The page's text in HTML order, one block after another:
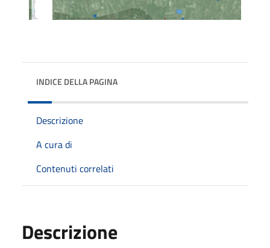
INDICE DELLA PAGINA
Descrizione
A cura di
Contenuti correlati
Descrizione